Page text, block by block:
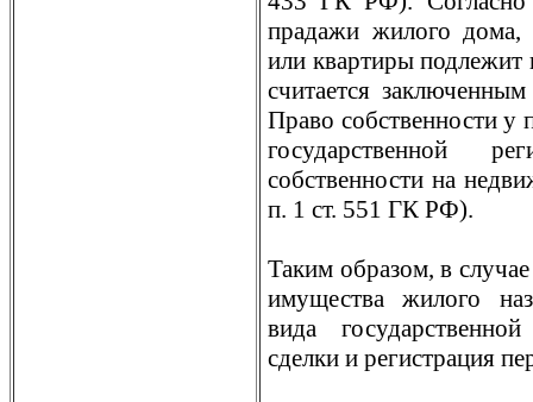
прадажи жилого дома,
или квартиры подлежит
считается
Право собственности у
государственной
собственности на
п. 1 ст. 551 ГК РФ).
Таким образом, в
имущества жилого
вида
сделки и регистрация